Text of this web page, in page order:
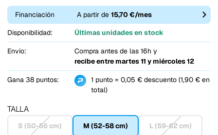
Financiación A partir de15,70 €/mes
Disponibilidad: Últimas unidades en stock
Envío:
Compra antes de las 16h y
recibe entre martes 11 y miércoles 12
Gana 38 puntos:
1 punto = 0,05 € descuento (1,90 € en
total)
TALLA
S (50-56 cm) M (52-58 cm) L (59-62 cm)